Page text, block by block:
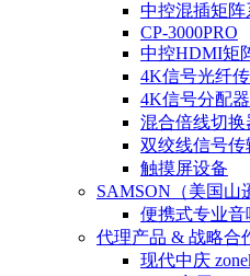
中控混插矩阵
CP-3000PRO
中控HDMI矩
4K信号光纤
4K信号分配器
混合倍线切换
双绞线信号传
触摸屏设备
SAMSON（美国山
便携式专业音
代理产品 & 战略合
现代中庆